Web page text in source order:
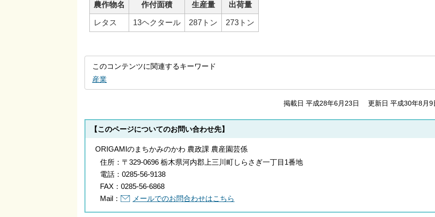
農作物名 作付面積 生産量 出荷量
レタス 13ヘクタール 287トン 273トン
このコンテンツに関連するキーワード
産業
掲載日 平成28年6月23日 更新日 平成30年8月9
【このページについてのお問い合わせ先】
ORIGAMIのまちかみのかわ 農政課 農産園芸係
住所： 〒329-0696 栃木県河内郡上三川町しらさぎ一丁目1番地
電話： 0285-56-9138
FAX： 0285-56-6868
Mail：
メールでのお問合わせはこちら